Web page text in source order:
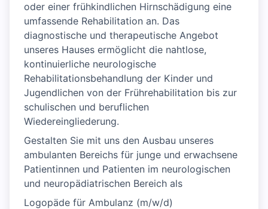
oder einer frühkindlichen Hirnschädigung eine
umfassende Rehabilitation an. Das
diagnostische und therapeutische Angebot
unseres Hauses ermöglicht die nahtlose,
kontinuierliche neurologische
Rehabilitationsbehandlung der Kinder und
Jugendlichen von der Frührehabilitation bis zur
schulischen und beruflichen
Wiedereingliederung.
Gestalten Sie mit uns den Ausbau unseres
ambulanten Bereichs für junge und erwachsene
Patientinnen und Patienten im neurologischen
und neuropädiatrischen Bereich als
Logopäde für Ambulanz (m/w/d)